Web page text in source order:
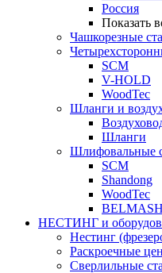
Россия
Показать
Чашкорезные
SCM
V-HOLD
WoodTec
Шланги и
Шланги
Шлифовальные
SCM
Shandong
WoodTec
BELMASH
НЕСТИНГ и
Нестинг
Раскроечные
Сверлильные